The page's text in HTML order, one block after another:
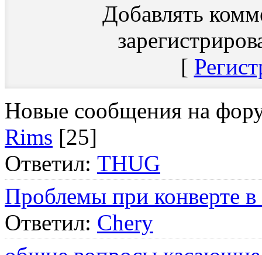
Добавлять
[
Новые сообщения на
Rims [25]
Ответил: THUG
Проблемы при конверте
Ответил: Chery